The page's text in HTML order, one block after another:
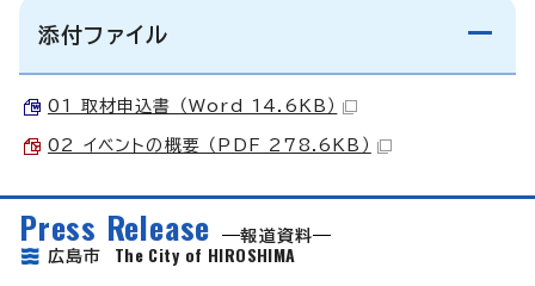
添付ファイル
01 取材申込書 （Word 14.6KB）
02 イベントの概要 （PDF 278.6KB）
Press Release
報道資料
広島市 The City of HIROSHIMA